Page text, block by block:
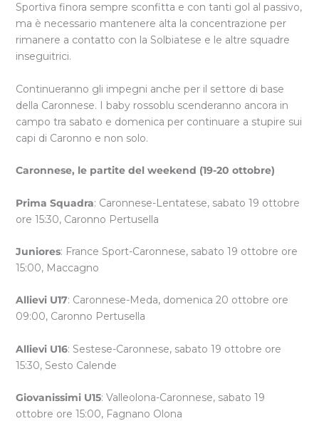
Sportiva finora sempre sconfitta e con tanti gol al passivo,
ma è necessario mantenere alta la concentrazione per
rimanere a contatto con la Solbiatese e le altre squadre
inseguitrici.
Continueranno gli impegni anche per il settore di base
della Caronnese. I baby rossoblu scenderanno ancora in
campo tra sabato e domenica per continuare a stupire sui
capi di Caronno e non solo.
Caronnese, le partite del weekend (19-20 ottobre)
Prima Squadra: Caronnese-Lentatese, sabato 19 ottobre
ore 15:30, Caronno Pertusella
Juniores: France Sport-Caronnese, sabato 19 ottobre ore
15:00, Maccagno
Allievi U17: Caronnese-Meda, domenica 20 ottobre ore
09:00, Caronno Pertusella
Allievi U16: Sestese-Caronnese, sabato 19 ottobre ore
15:30, Sesto Calende
Giovanissimi U15: Valleolona-Caronnese, sabato 19
ottobre ore 15:00, Fagnano Olona